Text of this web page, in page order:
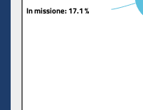
In missione: 17.1 %
In missione: 17.1 %